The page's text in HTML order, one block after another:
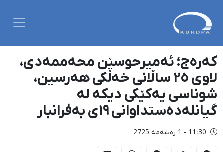
کەرەج؛ ئەمیرحوسێن محەممەدی،
لاوی ٢٥ ساڵانی خەڵکی هەرسین،
شوناسی یەکێکی دیکە لە
گیانلەدەستداوانی ١٩ی بەفرانبار
11:30 - 1 رەشەمه 2725